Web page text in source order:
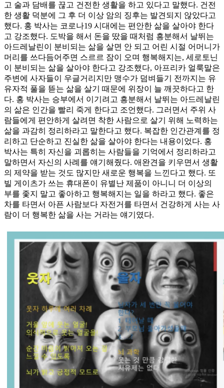
고 술과 담배를 끊고 건전한 생활을 하고 있다고 말했다. 건전
한 생활 덕분에 그 후 더 이상 암의 징후는 발견되지 않았다고
했다. 홍 박사는 코로나19 시대에는 편안한 삶을 살아야 한다
고 강조했다. 도박을 해서 돈을 땄을 때처럼 흥분해서 날뛰는
아드레날린이 분비되는 삶을 살면 안 되고 어린 시절 어머니가
머리를 쓰다듬어주면 스르르 잠이 오며 행복해지는, 세로토닌
이 분비되는 삶을 살아야 한다고 강조했다, 아프리카 얼룩말은
주변에 사자들이 우글거리지만 맹수가 덤벼들기 전까지는 유
유자적 풀을 뜯는 삶을 살기 때문에 위장이 늘 깨끗하다고 한
다. 홍 박사는 승부에서 이기려고 흥분해서 날뛰는 아드레날린
의 삶은 인간을 빨리 죽게 한다고 조언했다. 그러면서 주위 사
람들에게 편안하게 살려면 착한 사람으로 살기 위해 노력하는
삶을 과감히 정리하라고 말한다고 했다. 복잡한 인간관계를 정
리하고 단순하고 진실한 삶을 살아야 한다는 내용이었다. 홍
박사는 특히 자신을 괴롭히는 사람들을 기억에서 정리하라고
말하면서 자신의 사례를 얘기해줬다. 애완견을 키우면서 생활
의 제약을 받는 것도 많지만 새로운 행복을 느낀다고 했다. 또
빌 게이츠가 쓰는 휴대폰이 유별난 제품이 아니니 더 이상의
부를 좇지 말고 좋아하고 행복해지는 일을 하라고 했다. 좋은
차를 타면서 아픈 사람보다 자전거를 타면서 건강하게 사는 사
람이 더 행복한 삶을 사는 거라는 얘기였다.